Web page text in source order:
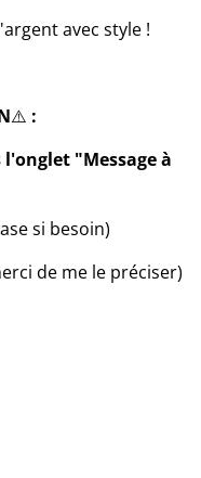
avec style !
⚠️ :
"Message à
si besoin)
de me le préciser)